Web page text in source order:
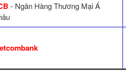
- Ngân Hàng Thương Mại Á